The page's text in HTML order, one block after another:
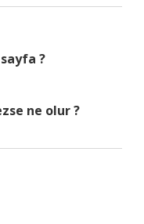
?
ne olur ?